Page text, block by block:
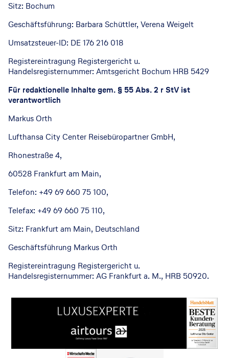
Sitz: Bochum
Geschäftsführung: Barbara Schüttler, Verena Weigelt
Umsatzsteuer-ID: DE 176 216 018
Registereintragung Registergericht u.
Handelsregisternummer: Amtsgericht Bochum HRB 5429
Für redaktionelle Inhalte gem. § 55 Abs. 2 r StV ist
verantwortlich
Markus Orth
Lufthansa City Center Reisebüropartner GmbH,
Rhonestraße 4,
60528 Frankfurt am Main,
Telefon: +49 69 660 75 100,
Telefax: +49 69 660 75 110,
Sitz: Frankfurt am Main, Deutschland
Geschäftsführung Markus Orth
Registereintragung Registergericht u.
Handelsregisternummer: AG Frankfurt a. M., HRB 50920.